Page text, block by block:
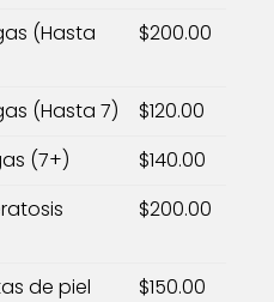
(Hasta
$200.00
(Hasta 7)
$120.00
(7+)
$140.00
$200.00
de piel
$150.00